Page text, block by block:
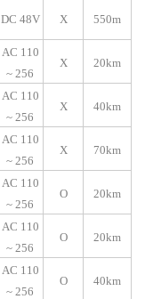
DC 48V X 550m
AC 110
~ 256
X 20km
AC 110
~ 256
X 40km
AC 110
~ 256
X 70km
AC 110
~ 256
O 20km
AC 110
~ 256
O 20km
AC 110
~ 256
O 40km